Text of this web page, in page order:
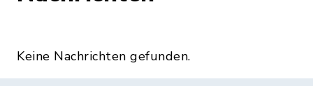
Keine Nachrichten gefunden.